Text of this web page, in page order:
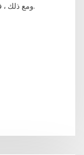
ومع ذلك ، فإن سوق الأوراق المالية لديها أيضا العديد من المزايا.